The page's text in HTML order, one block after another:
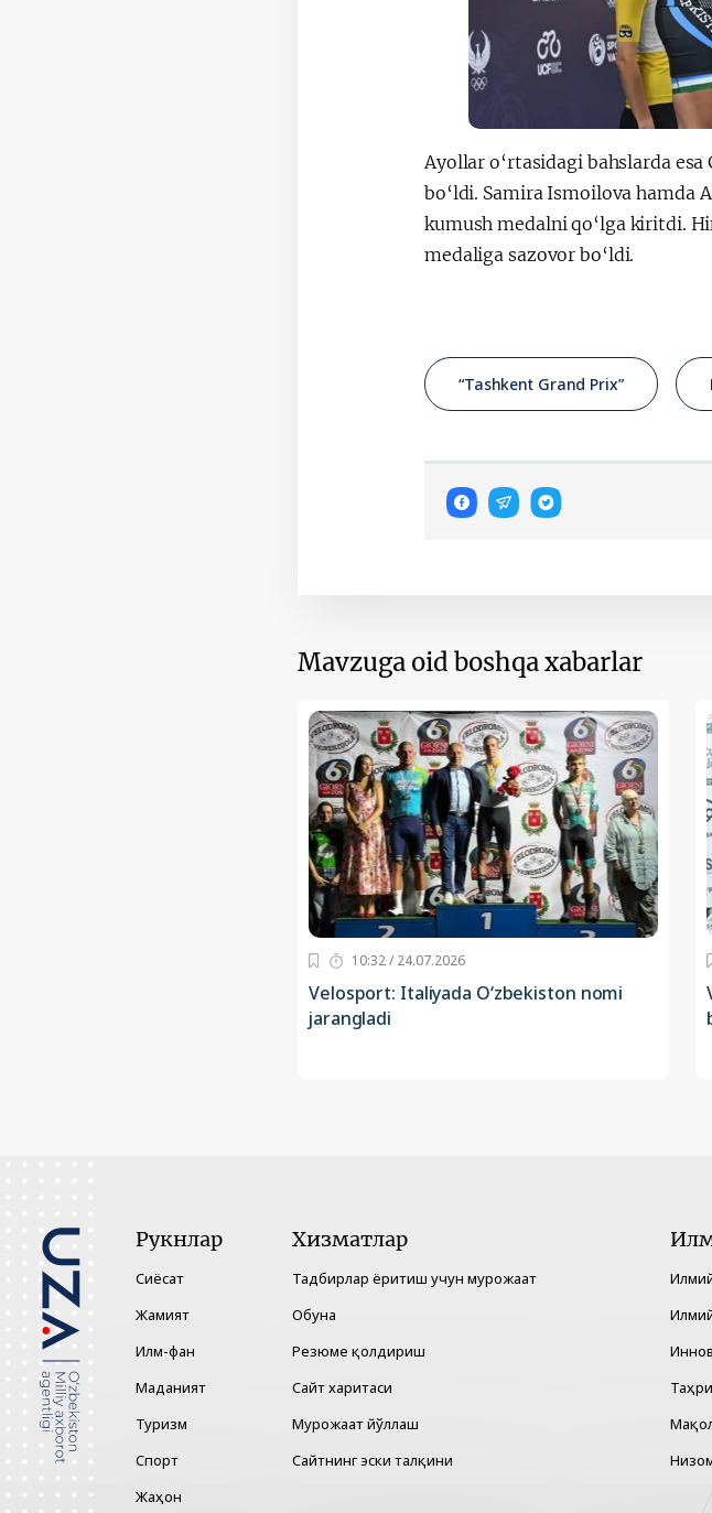
Ayollar o‘rtasidagi bahslarda
bo‘ldi. Samira Ismoilova hamda
kumush medalni qo‘lga kiritdi.
medaliga sazovor bo‘ldi.
“Tashkent Grand Prix”
Mavzuga oid boshqa xabarlar
10:32 / 24.07.2026
Velosport: Italiyada O‘zbekiston nomi
jarangladi
Рукнлар
Сиёсат
Жамият
Илм-фан
Маданият
Туризм
Спорт
Жаҳон
Хизматлар
Тадбирлар ёритиш учун мурожаат
Обуна
Резюме қолдириш
Сайт харитаси
Мурожаат йўллаш
Сайтнинг эски талқини